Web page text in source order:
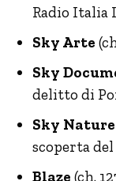
Radio Italia
Sky Arte
Sky
delitto di
Sky Nature
scoperta
Blaze (ch.